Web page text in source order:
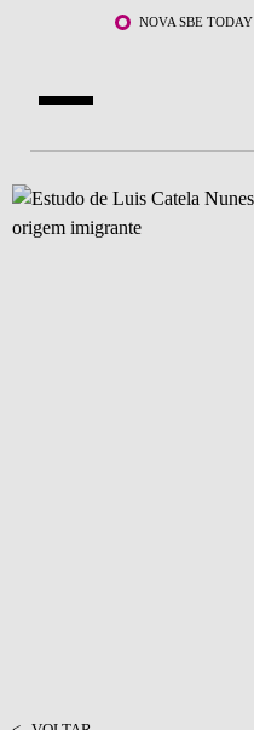
Saltar para o conteúdo principalNOVA SBE TODAY
CURSOS